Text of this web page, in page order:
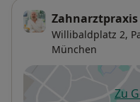
Willibaldplatz 2,
München
Zu